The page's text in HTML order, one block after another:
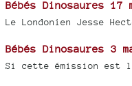
Bébés Dinosaures 17
Le Londonien Jesse
Bébés Dinosaures 3
Si cette émission est